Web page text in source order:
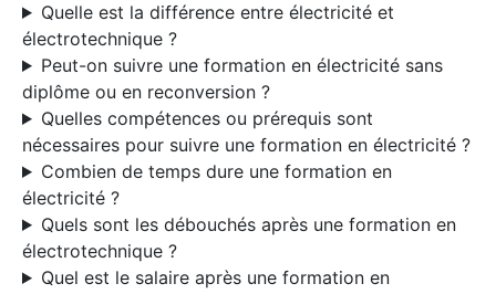
Quelle est la différence entre électricité et
électrotechnique ?
Peut-on suivre une formation en électricité sans
diplôme ou en reconversion ?
Quelles compétences ou prérequis sont
nécessaires pour suivre une formation en électricité ?
Combien de temps dure une formation en
électricité ?
Quels sont les débouchés après une formation en
électrotechnique ?
Quel est le salaire après une formation en